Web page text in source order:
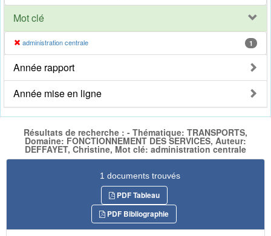
Mot clé
administration centrale 1
Année rapport
Année mise en ligne
Résultats de recherche : - Thématique: TRANSPORTS,
Domaine: FONCTIONNEMENT DES SERVICES, Auteur:
DEFFAYET, Christine, Mot clé: administration centrale
1 documents trouvés
PDF Tableau
PDF Bibliographie